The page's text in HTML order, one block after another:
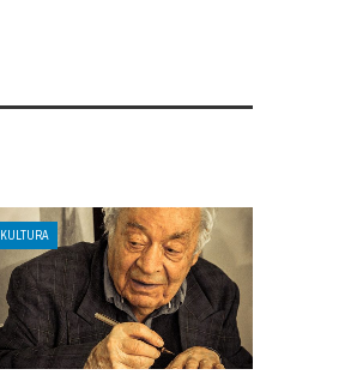
KULTURA